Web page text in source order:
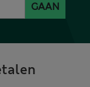
GAAN